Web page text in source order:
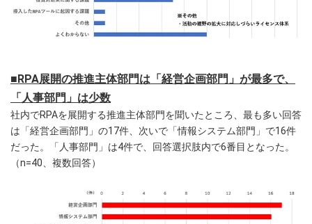
■RPA展開の推進主体部門は「経営企画部門」が最多で、
「人事部門」は少数
社内でRPAを展開する推進主体部門を聞いたところ、最も多い回答
は「経営企画部門」の17件、次いで「情報システム部門」で16件
だった。「人事部門」は4件で、回答選択肢内で6番目となった。
（n=40、複数回答）